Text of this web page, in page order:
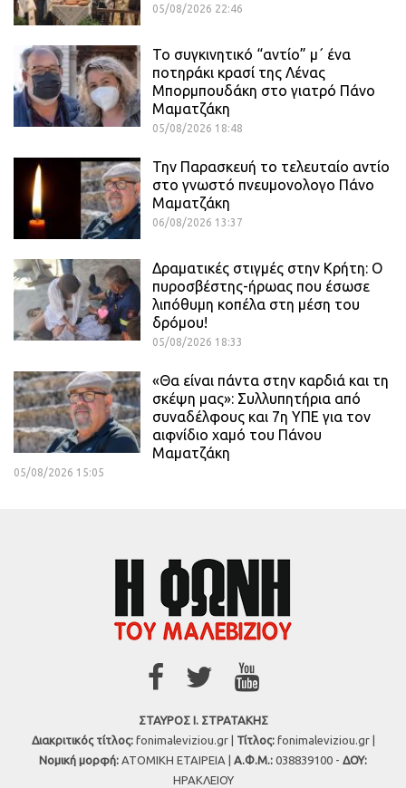
05/08/2026 22:46
Το συγκινητικό “αντίο” μ΄ ένα
ποτηράκι κρασί της Λένας
Μπορμπουδάκη στο γιατρό Πάνο
Μαματζάκη
05/08/2026 18:48
Την Παρασκευή το τελευταίο αντίο
στο γνωστό πνευμονολογο Πάνο
Μαματζάκη
06/08/2026 13:37
Δραματικές στιγμές στην Κρήτη: Ο
πυροσβέστης-ήρωας που έσωσε
λιπόθυμη κοπέλα στη μέση του
δρόμου!
05/08/2026 18:33
«Θα είναι πάντα στην καρδιά και τη
σκέψη μας»: Συλλυπητήρια από
συναδέλφους και 7η ΥΠΕ για τον
αιφνίδιο χαμό του Πάνου
Μαματζάκη
05/08/2026 15:05
ΣΤΑΥΡΟΣ Ι. ΣΤΡΑΤΑΚΗΣ
Διακριτικός τίτλος:fonimaleviziou.gr | Τίτλος:fonimaleviziou.gr |
Νομική μορφή: ΑΤΟΜΙΚΗ ΕΤΑΙΡΕΙΑ | Α.Φ.Μ.: 038839100 - ΔΟΥ:
ΗΡΑΚΛΕΙΟΥ